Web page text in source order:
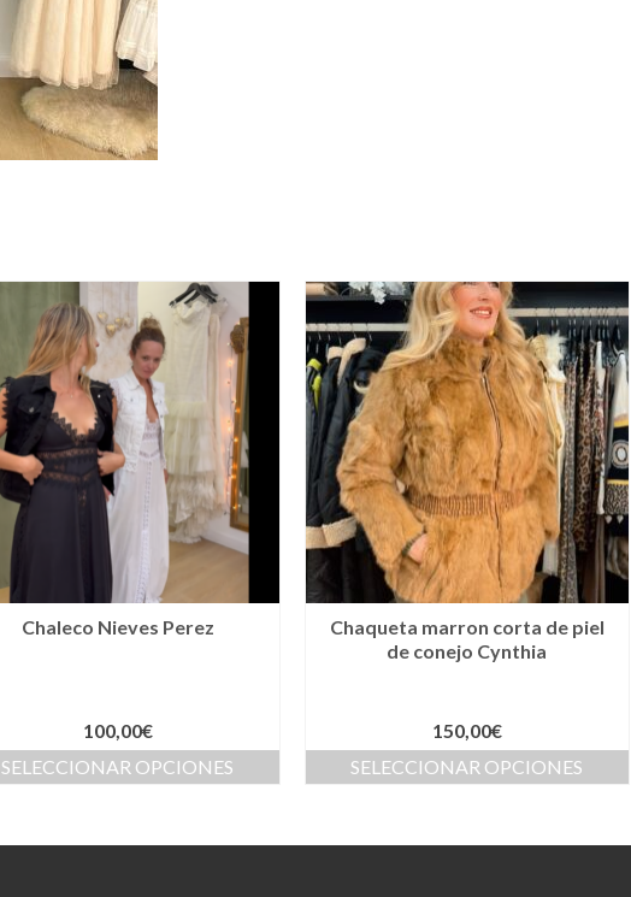
Chaleco Nieves Perez
100,00€
SELECCIONAR OPCIONES
Chaqueta marron corta de piel
de conejo Cynthia
150,00€
SELECCIONAR OPCIONES